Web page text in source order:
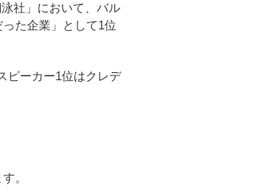
社」において、バル
た企業」として1位
ピーカー1位はクレデ
。